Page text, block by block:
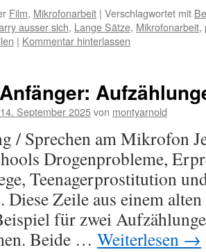
Film, Mikrofonarbeit | Verschlagwortet mit
ausser sich, Lange Sätze, Mikrofonarbeit,
| Kommentar hinterlassen
14. September 2025von montyarnold
/ Sprechen am Mikrofon
Drogenprobleme,
Teenagerprostitution
Diese Zeile aus einem
für zwei
Beide … Weiterlesen →